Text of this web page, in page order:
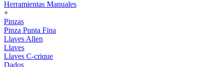
Herramientas Manuales
+
Pinzas
Pinza Punta Fina
Llaves Allen
Llaves
Llaves C-crique
Dados